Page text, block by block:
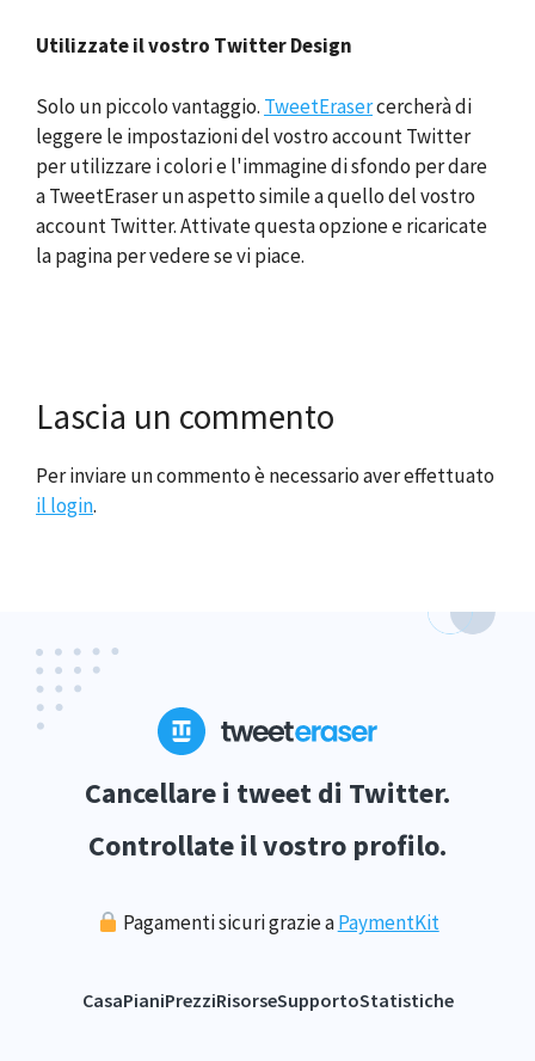
Utilizzate il vostro Twitter Design
Solo un piccolo vantaggio. TweetErasercercherà di
leggere le impostazioni del vostro account Twitter
per utilizzare i colori e l'immagine di sfondo per dare
a TweetEraser un aspetto simile a quello del vostro
account Twitter. Attivate questa opzione e ricaricate
la pagina per vedere se vi piace.
Lascia un commento
Per inviare un commento è necessario aver effettuato
il login.
Cancellare i tweet di Twitter.
Controllate il vostro profilo.
Pagamenti sicuri grazie aPaymentKit
CasaPianiPrezziRisorseSupportoStatistiche